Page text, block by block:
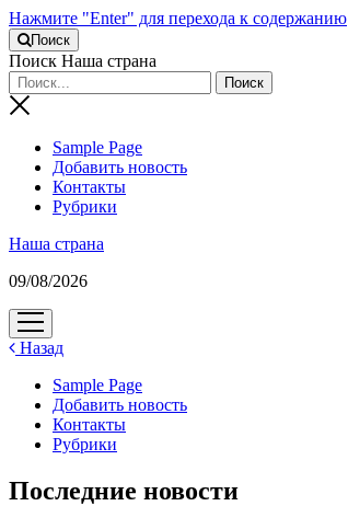
Нажмите "Enter" для перехода к содержанию
Поиск
Поиск Наша страна
Sample Page
Добавить новость
Контакты
Рубрики
Наша страна
09/08/2026
открыть
меню
Назад
Sample Page
Добавить новость
Контакты
Рубрики
Последние новости